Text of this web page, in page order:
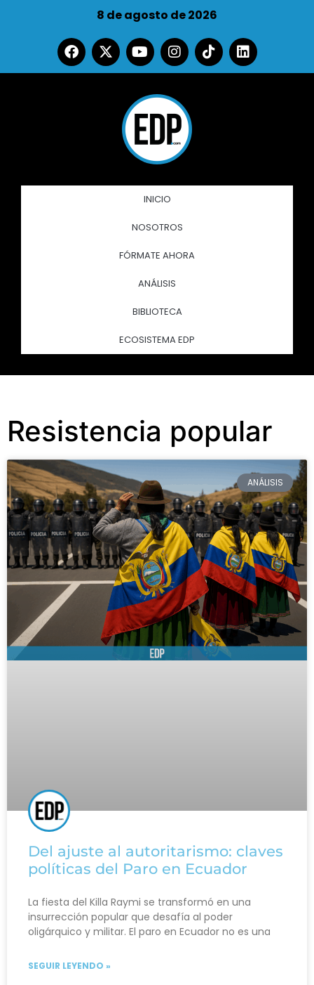
8 de agosto de 2026
INICIO
NOSOTROS
FÓRMATE AHORA
ANÁLISIS
BIBLIOTECA
ECOSISTEMA EDP
Resistencia popular
ANÁLISIS
Del ajuste al autoritarismo: claves
políticas del Paro en Ecuador
La fiesta del Killa Raymi se transformó en una
insurrección popular que desafía al poder
oligárquico y militar. El paro en Ecuador no es una
SEGUIR LEYENDO »